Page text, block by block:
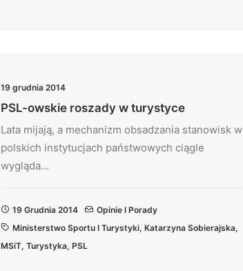
19 grudnia 2014
PSL-owskie roszady w turystyce
Lata mijają, a mechanizm obsadzania stanowisk w
polskich instytucjach państwowych ciągle
wygląda…
19 Grudnia 2014
Opinie I Porady
Ministerstwo Sportu I Turystyki, Katarzyna Sobierajska,
MSiT, Turystyka, PSL